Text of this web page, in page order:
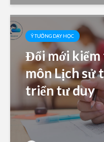
Ý TƯỞNG DẠY HỌC
Đổi mới
môn Lịch sử
triển tư duy